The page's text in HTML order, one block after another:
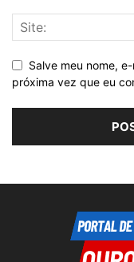
Salve meu nome,
próxima vez que eu